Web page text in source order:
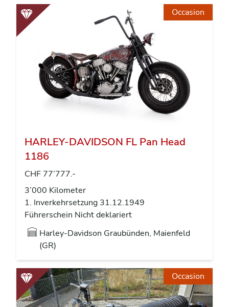
Occasion
HARLEY-DAVIDSON FL Pan Head
1186
CHF 77’777.-
3’000 Kilometer
1. Inverkehrsetzung 31.12.1949
Führerschein Nicht deklariert
Harley-Davidson Graubünden, Maienfeld
(GR)
Occasion